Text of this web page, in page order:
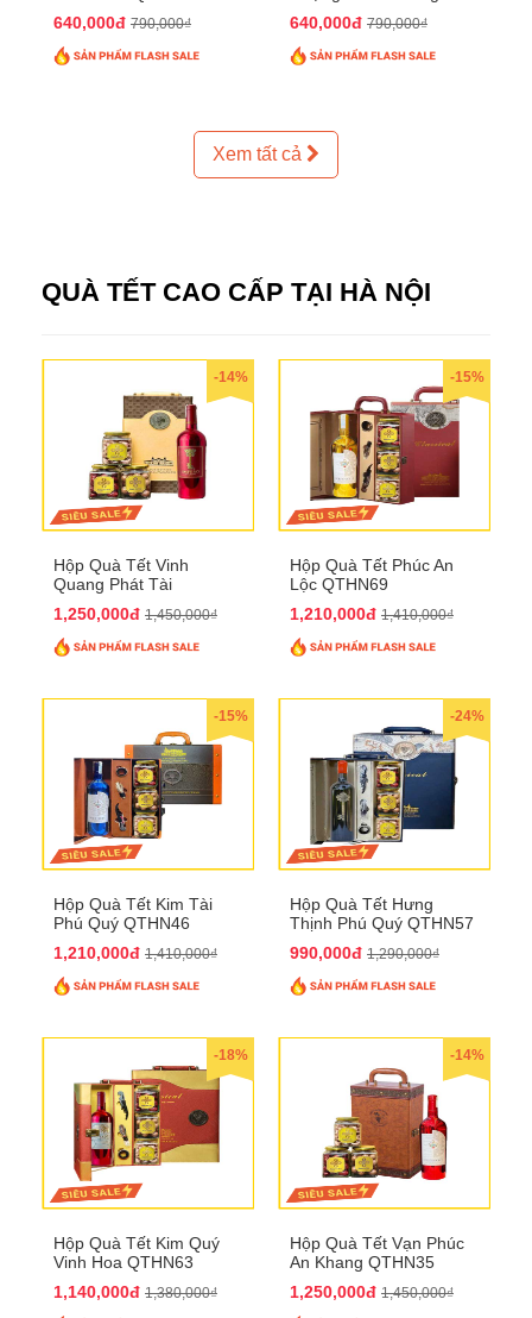
640,000đ 790,000₫ 640,000đ 790,000₫
Xem tất cả
QUÀ TẾT CAO CẤP TẠI HÀ NỘI
-14%
Hộp Quà Tết Vinh
Quang Phát Tài
1,250,000đ 1,450,000₫
-15%
Hộp Quà Tết Phúc An
Lộc QTHN69
1,210,000đ 1,410,000₫
-15%
Hộp Quà Tết Kim Tài
Phú Quý QTHN46
1,210,000đ 1,410,000₫
-24%
Hộp Quà Tết Hưng
Thịnh Phú Quý QTHN57
990,000đ 1,290,000₫
-18%
Hộp Quà Tết Kim Quý
Vinh Hoa QTHN63
1,140,000đ 1,380,000₫
-14%
Hộp Quà Tết Vạn Phúc
An Khang QTHN35
1,250,000đ 1,450,000₫